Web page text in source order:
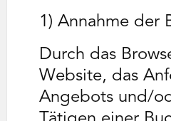
1) Annahme der
Durch das
Website, das
Angebots und/